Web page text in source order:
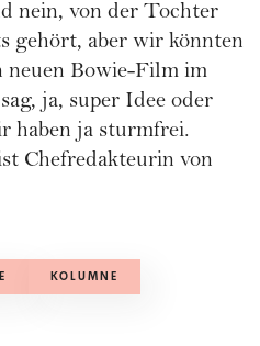
nein, von der Tochter
gehört, aber wir könnten
neuen Bowie-Film im
ja, super Idee oder
haben ja sturmfrei.
Chefredakteurin von
KOLUMNE